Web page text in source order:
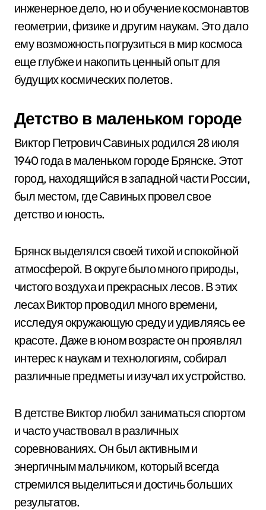
инженерное дело, но и обучение космонавтов
геометрии, физике и другим наукам. Это дало
ему возможность погрузиться в мир космоса
еще глубже и накопить ценный опыт для
будущих космических полетов.
Детство в маленьком городе
Виктор Петрович Савиных родился 28 июля
1940 года в маленьком городе Брянске. Этот
город, находящийся в западной части России,
был местом, где Савиных провел свое
детство и юность.
Брянск выделялся своей тихой и спокойной
атмосферой. В округе было много природы,
чистого воздуха и прекрасных лесов. В этих
лесах Виктор проводил много времени,
исследуя окружающую среду и удивляясь ее
красоте. Даже в юном возрасте он проявлял
интерес к наукам и технологиям, собирал
различные предметы и изучал их устройство.
В детстве Виктор любил заниматься спортом
и часто участвовал в различных
соревнованиях. Он был активным и
энергичным мальчиком, который всегда
стремился выделиться и достичь больших
результатов.